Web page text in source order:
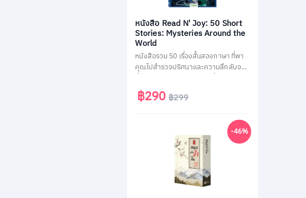
หนังสือ Read N' Joy: 50 Short
Stories: Mysteries Around the
World
หนังสือรวม 50 เรื่องสั้นสองภาษา ที่พา
คุณไปสำรวจปริศนาและความลึกลับจาก
และสามเหลี่ยมเบอร์มิวด้า อ่านง่าย จบใน
หน้าเดียว พร้อม QR Code ฟังเสียง
1,500 คำ ช่วยพัฒนาทักษะอ่าน-ฟัง
ภาษาอังกฤษได้อย่างสนุกสนาน เหมาะ
สำหรับผู้ที่ชอบเรื่องลึกลับและต้องการ
ฝึกภาษาในเวลาเดียวกัน
฿290฿299
-46%